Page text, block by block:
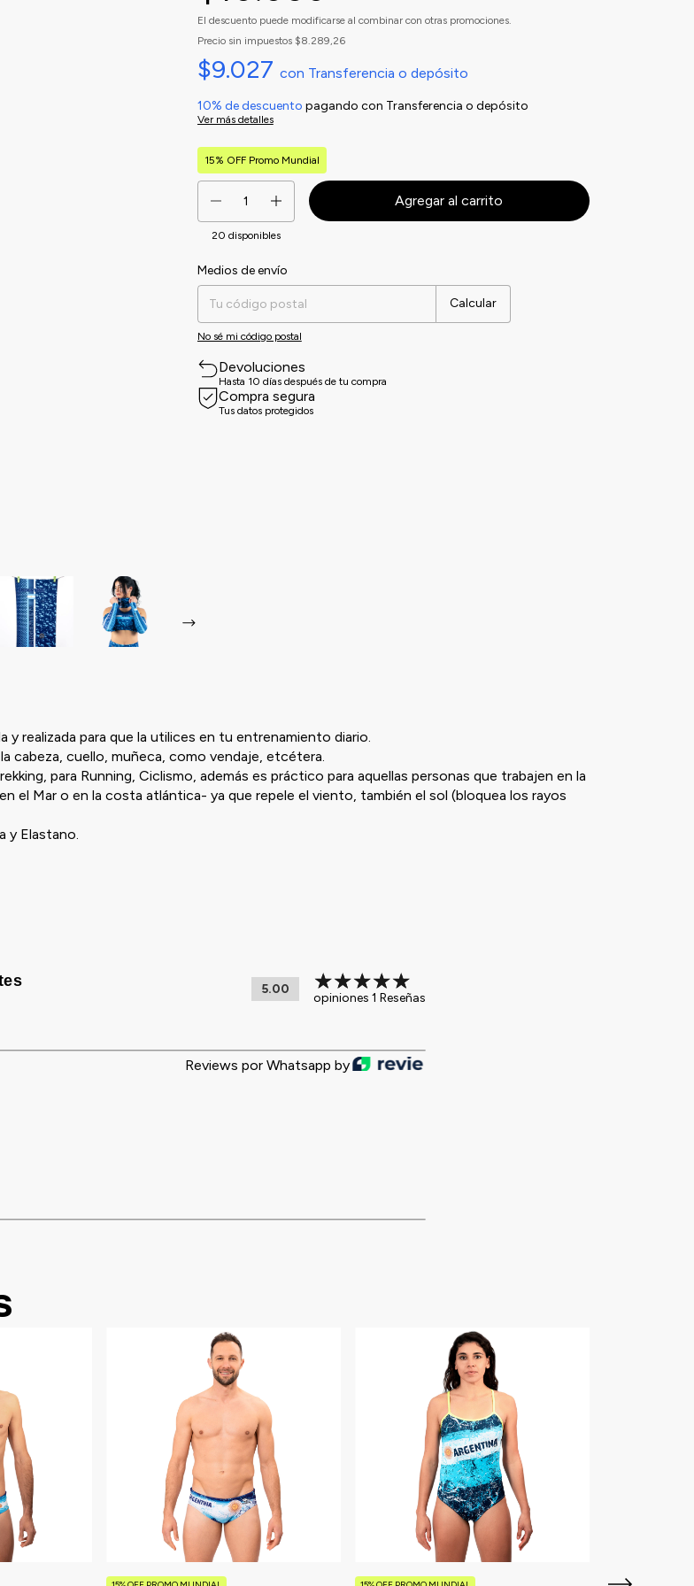
El descuento puede modificarse al combinar con otras promociones.
Precio sin impuestos $8.289,26
$9.027 con Transferencia o depósito
10% de descuento pagando con Transferencia o depósito
Ver más detalles
15% OFF Promo Mundial
20 disponibles
Entregas para el CP:
Medios de envío
Calcular
No sé mi código postal
Devoluciones
Hasta 10 días después de tu compra
Compra segura
Tus datos protegidos
realizada para que la utilices en tu entrenamiento diario.
cabeza, cuello, muñeca, como vendaje, etcétera.
para Running, Ciclismo, además es práctico para aquellas personas que trabajen en la
el Mar o en la costa atlántica- ya que repele el viento, también el sol (bloquea los rayos
y Elastano.
5.00
opiniones 1 Reseñas
Reviews por Whatsapp by